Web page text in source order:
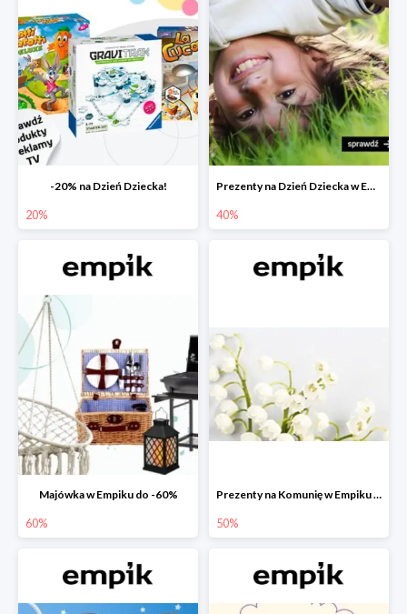
-20% na Dzień Dziecka!
20%
Prezenty na Dzień Dziecka w Empiku do -40%
40%
Majówka w Empiku do -60%
60%
Prezenty na Komunię w Empiku do -50%
50%